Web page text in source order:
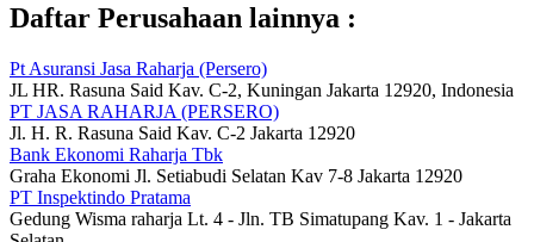
Daftar Perusahaan lainnya :
Pt Asuransi Jasa Raharja (Persero)
JL HR. Rasuna Said Kav. C-2, Kuningan Jakarta 12920, Indonesia
PT JASA RAHARJA (PERSERO)
Jl. H. R. Rasuna Said Kav. C-2 Jakarta 12920
Bank Ekonomi Raharja Tbk
Graha Ekonomi Jl. Setiabudi Selatan Kav 7-8 Jakarta 12920
PT Inspektindo Pratama
Gedung Wisma raharja Lt. 4 - Jln. TB Simatupang Kav. 1 - Jakarta